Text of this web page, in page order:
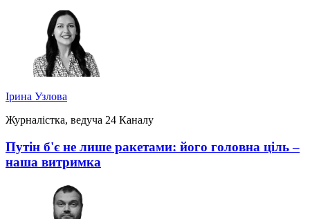
Ірина Узлова
Журналістка, ведуча 24 Каналу
Путін б'є не лише ракетами: його головна ціль –
наша витримка